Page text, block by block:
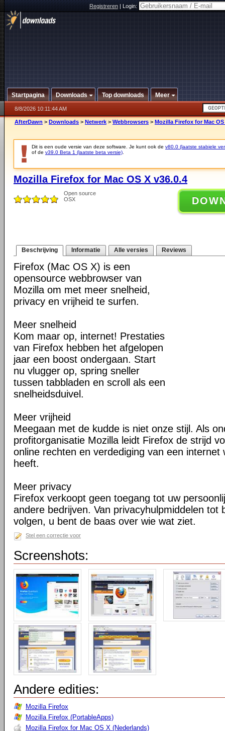
Registreren|Login:
Startpagina Downloads Top downloads Meer
8/8/2026 10:11:44 AM
AfterDawn > Downloads > Netwerk > Webbrowsers > Mozilla Firefox for Mac OS
Dit is een oude versie van deze software. Je kunt ook de v80.0 (laatste stabiele
of de v39.0 Beta 1 (laatste beta versie)
Mozilla Firefox for Mac OS X v36.0.4
Open source
OSX
Beschrijving Informatie Alle versies Reviews
Firefox (Mac OS X) is een
opensource webbrowser van
Mozilla om met meer snelheid,
privacy en vrijheid te surfen.
Meer snelheid
Kom maar op, internet! Prestaties
van Firefox hebben het afgelopen
jaar een boost ondergaan. Start
nu vlugger op, spring sneller
tussen tabbladen en scroll als een
snelheidsduivel.
Meer vrijheid
Meegaan met de kudde is niet onze stijl. Als
profitorganisatie Mozilla leidt Firefox de strijd
online rechten en verdediging van een internet
heeft.
Meer privacy
Firefox verkoopt geen toegang tot uw
andere bedrijven. Van privacyhulpmiddelen tot
volgen, u bent de baas over wie wat ziet.
Stel een correctie voor
Screenshots:
Andere edities:
Mozilla Firefox
Mozilla Firefox (PortableApps)
Mozilla Firefox for Mac OS X (Nederlands)